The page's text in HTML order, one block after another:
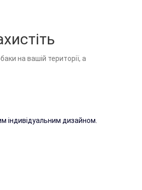
сталі. Не піддається впливу
0,5-1мм. Ми можемо
таблички.
на вашій території, а
індивідуальним дизайном.